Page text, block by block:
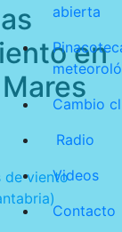
abierta
Cambio
Radio
Videos
Contacto
en